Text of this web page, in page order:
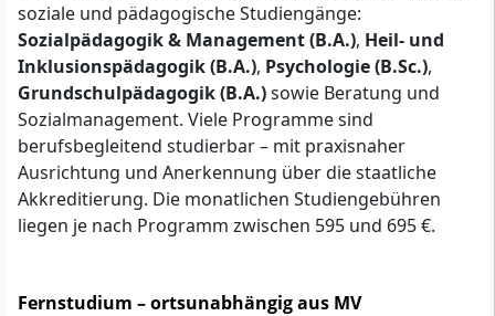
soziale und pädagogische Studiengänge:
Sozialpädagogik & Management (B.A.), Heil- und
Inklusionspädagogik (B.A.), Psychologie (B.Sc.),
Grundschulpädagogik (B.A.)sowie Beratung und
Sozialmanagement. Viele Programme sind
berufsbegleitend studierbar – mit praxisnaher
Ausrichtung und Anerkennung über die staatliche
Akkreditierung. Die monatlichen Studiengebühren
liegen je nach Programm zwischen 595 und 695 €.
Fernstudium – ortsunabhängig aus MV